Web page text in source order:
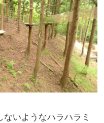
いようなハラハラミ